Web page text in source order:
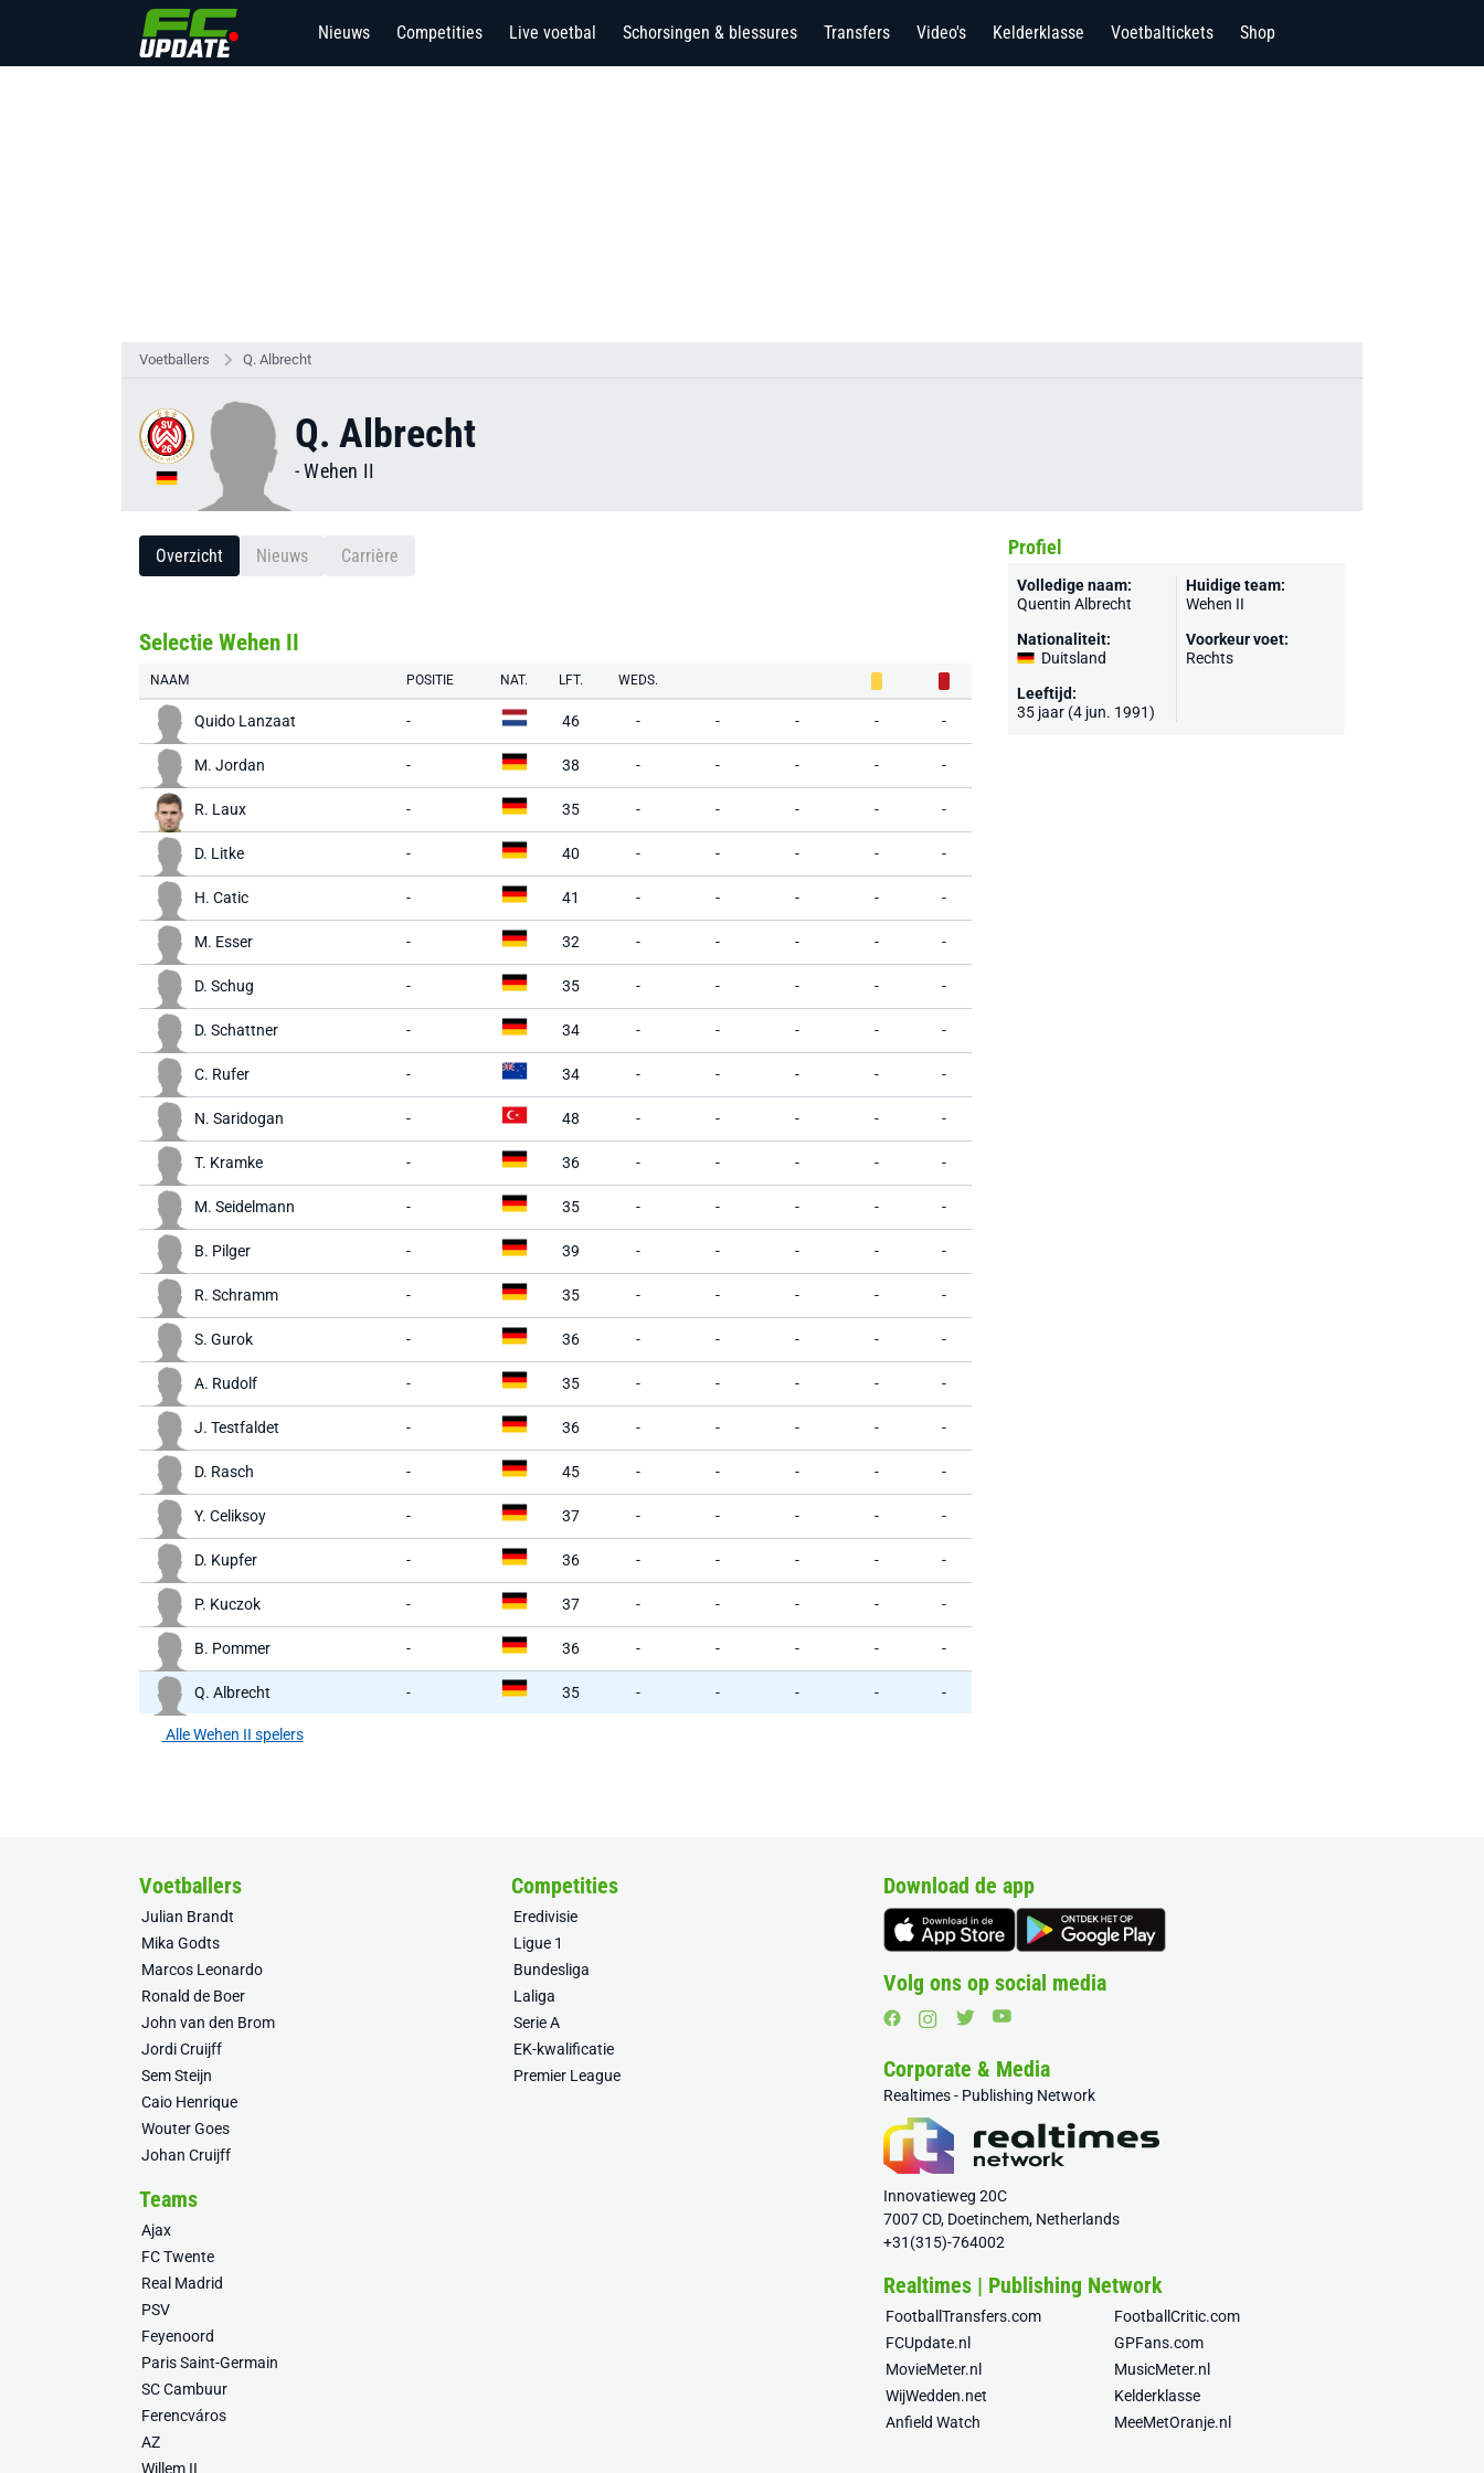
Nieuws Competities Live voetbal Schorsingen & blessures Transfers Video's Kelderklasse Voetbaltickets Shop
Voetballers Q. Albrecht
Q. Albrecht
-Wehen II
Overzicht Nieuws Carrière
Selectie Wehen II
NAAM POSITIE NAT. LFT. WEDS.
Quido Lanzaat - 46 - - - - -
M. Jordan - 38 - - - - -
R. Laux - 35 - - - - -
D. Litke - 40 - - - - -
H. Catic - 41 - - - - -
M. Esser - 32 - - - - -
D. Schug - 35 - - - - -
D. Schattner - 34 - - - - -
C. Rufer - 34 - - - - -
N. Saridogan - 48 - - - - -
T. Kramke - 36 - - - - -
M. Seidelmann - 35 - - - - -
B. Pilger - 39 - - - - -
R. Schramm - 35 - - - - -
S. Gurok - 36 - - - - -
A. Rudolf - 35 - - - - -
J. Testfaldet - 36 - - - - -
D. Rasch - 45 - - - - -
Y. Celiksoy - 37 - - - - -
D. Kupfer - 36 - - - - -
P. Kuczok - 37 - - - - -
B. Pommer - 36 - - - - -
Q. Albrecht - 35 - - - - -
Alle Wehen II spelers
Profiel
Volledige naam:
Quentin Albrecht
Nationaliteit:
Duitsland
Leeftijd:
35 jaar (4 jun. 1991)
Huidige team:
Wehen II
Voorkeur voet:
Rechts
Voetballers
Julian Brandt
Mika Godts
Marcos Leonardo
Ronald de Boer
John van den Brom
Jordi Cruijff
Sem Steijn
Caio Henrique
Wouter Goes
Johan Cruijff
Competities
Eredivisie
Ligue 1
Bundesliga
Laliga
Serie A
EK-kwalificatie
Premier League
Teams
Ajax
FC Twente
Real Madrid
PSV
Feyenoord
Paris Saint-Germain
SC Cambuur
Ferencváros
AZ
Willem II
Download de app
Volg ons op social media
Corporate & Media
Realtimes - Publishing Network
Innovatieweg 20C
7007 CD, Doetinchem, Netherlands
+31(315)-764002
Realtimes | Publishing Network
FootballTransfers.com
FootballCritic.com
FCUpdate.nl
GPFans.com
MovieMeter.nl
MusicMeter.nl
WijWedden.net
Kelderklasse
Anfield Watch
MeeMetOranje.nl